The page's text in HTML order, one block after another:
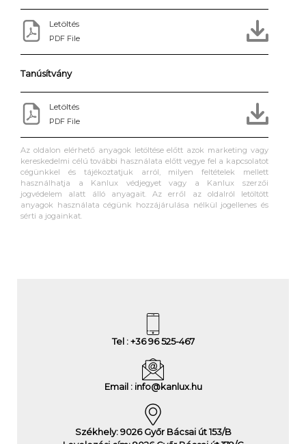
Letöltés
PDF File
Tanúsítvány
Letöltés
PDF File
Az oldalon elérhető anyagok letöltése előtt azok marketing vagy
kereskedelmi célú további használata előtt vegye fel a kapcsolatot
cégünkkel és tájékoztatjuk arról, milyen feltételek mellett
használhatja a Kanlux védjegyet vagy a Kanlux szerzői
jogvédelem alatt álló anyagait. Az erről az oldalról letöltött
anyagok használata cégünk hozzájárulása nélkül jogellenes és
sérti a jogainkat.
Tel : +36 96 525-467
Email : info@kanlux.hu
Székhely: 9026 Győr Bácsai út 153/B